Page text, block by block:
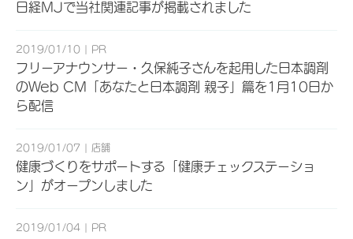
日経MJで当社関連記事が掲載されました
2019/01/10 PR
フリーアナウンサー・久保純子さんを起用した日本調剤
のWeb CM「あなたと日本調剤 親子」篇を1月10日か
ら配信
2019/01/07 店舗
健康づくりをサポートする「健康チェックステーショ
ン」がオープンしました
2019/01/04 PR